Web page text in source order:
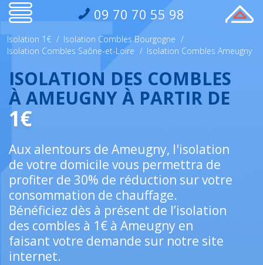
09 70 70 55 98
Isolation 1€ / Isolation Combles Bourgogne /
Isolation Combles Saône-et-Loire / Isolation Combles Ameugny
ISOLATION DES COMBLES
À AMEUGNY À PARTIR DE
1€
Aux alentours de Ameugny, l'isolation
de votre domicile vous permettra de
profiter de 30% de réduction sur votre
consommation de chauffage.
Bénéficiez dès à présent de l’isolation
des combles à 1€ à Ameugny en
faisant votre demande sur notre site
internet.